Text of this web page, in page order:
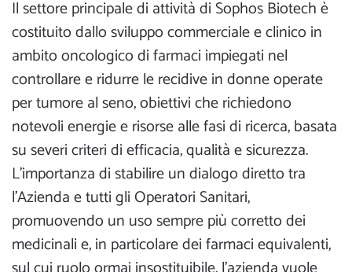
Il settore principale di attività di Sophos Biotech è
costituito dallo sviluppo commerciale e clinico in
ambito oncologico di farmaci impiegati nel
controllare e ridurre le recidive in donne operate
per tumore al seno, obiettivi che richiedono
notevoli energie e risorse alle fasi di ricerca, basata
su severi criteri di efficacia, qualità e sicurezza.
L’importanza di stabilire un dialogo diretto tra
l’Azienda e tutti gli Operatori Sanitari,
promuovendo un uso sempre più corretto dei
medicinali e, in particolare dei farmaci equivalenti,